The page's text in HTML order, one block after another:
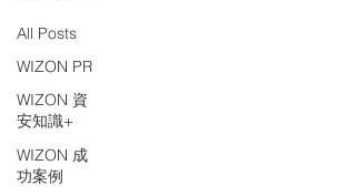
All Posts
WIZON PR
WIZON 資
安知識+
WIZON 成
功案例